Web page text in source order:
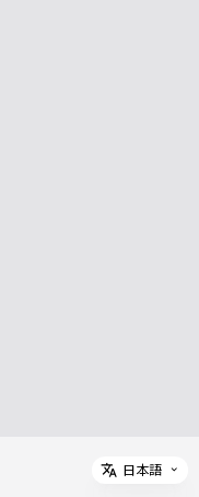
Select
日本語